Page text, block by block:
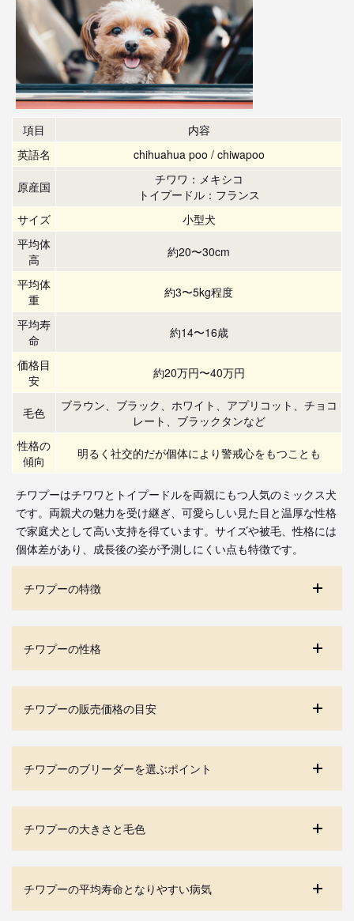
項目
内容
英語名
chihuahua poo / chiwapoo
原産国
チワワ：メキシコ
トイプードル：フランス
サイズ
小型犬
平均体
高
約20〜30cm
平均体
重
約3〜5kg程度
平均寿
命
約14〜16歳
価格目
安
約20万円〜40万円
毛色
ブラウン、ブラック、ホワイト、アプリコット、チョコ
レート、ブラックタンなど
性格の
傾向
明るく社交的だが個体により警戒心をもつことも
チワプーはチワワとトイプードルを両親にもつ人気のミックス犬
です。両親犬の魅力を受け継ぎ、可愛らしい見た目と温厚な性格
で家庭犬として高い支持を得ています。サイズや被毛、性格には
個体差があり、成長後の姿が予測しにくい点も特徴です。
チワプーの特徴
チワプーの性格
チワプーの販売価格の目安
チワプーのブリーダーを選ぶポイント
チワプーの大きさと毛色
チワプーの平均寿命となりやすい病気